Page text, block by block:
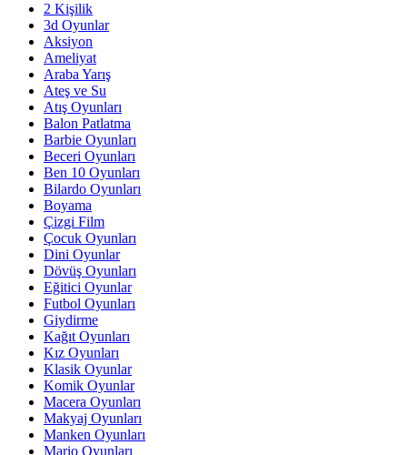
2 Kişilik
3d Oyunlar
Aksiyon
Ameliyat
Araba Yarış
Ateş ve Su
Atış Oyunları
Balon Patlatma
Barbie Oyunları
Beceri Oyunları
Ben 10 Oyunları
Bilardo Oyunları
Boyama
Çizgi Film
Çocuk Oyunları
Dini Oyunlar
Dövüş Oyunları
Eğitici Oyunlar
Futbol Oyunları
Giydirme
Kağıt Oyunları
Kız Oyunları
Klasik Oyunlar
Komik Oyunlar
Macera Oyunları
Makyaj Oyunları
Manken Oyunları
Mario Oyunları